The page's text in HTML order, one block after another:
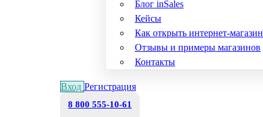
Блог inSales
Кейсы
Как открыть интернет-магазин
Отзывы и примеры магазинов
Контакты
Вход Регистрация
8 800 555-10-61